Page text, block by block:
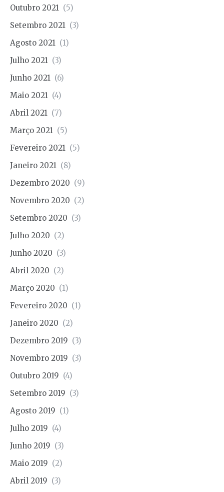
Outubro 2021 (5)
Setembro 2021 (3)
Agosto 2021 (1)
Julho 2021 (3)
Junho 2021 (6)
Maio 2021 (4)
Abril 2021 (7)
Março 2021 (5)
Fevereiro 2021 (5)
Janeiro 2021 (8)
Dezembro 2020 (9)
Novembro 2020 (2)
Setembro 2020 (3)
Julho 2020 (2)
Junho 2020 (3)
Abril 2020 (2)
Março 2020 (1)
Fevereiro 2020 (1)
Janeiro 2020 (2)
Dezembro 2019 (3)
Novembro 2019 (3)
Outubro 2019 (4)
Setembro 2019 (3)
Agosto 2019 (1)
Julho 2019 (4)
Junho 2019 (3)
Maio 2019 (2)
Abril 2019 (3)